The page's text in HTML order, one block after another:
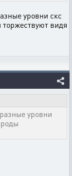
уровни скс
видя
уровни